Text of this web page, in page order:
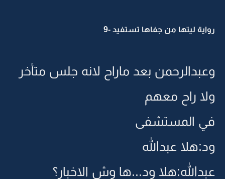
رواية ليتها من جفاها تستفيد -9
وعبدالرحمن بعد ماراح لانه جلس متأخر
ولا راح معهم
في المستشفى
ود:هلا عبدالله
عبدالله:هلا ود...ها وش الاخبار؟